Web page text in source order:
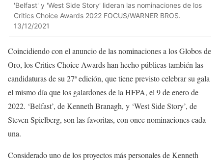
'Belfast' y 'West Side Story' lideran las nominaciones de los
Critics Choice Awards 2022 FOCUS/WARNER BROS.
13/12/2021
Coincidiendo con el anuncio de las nominaciones a los Globos de
Oro, los Critics Choice Awards han hecho públicas también las
candidaturas de su 27ª edición, que tiene previsto celebrar su gala
el mismo día que los galardones de la HFPA, el 9 de enero de
2022. ‘Belfast’, de Kenneth Branagh, y ‘West Side Story’, de
Steven Spielberg, son las favoritas, con once nominaciones cada
una.
Considerado uno de los proyectos más personales de Kenneth